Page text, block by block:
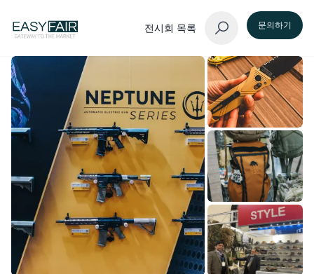
전시회 목록 문의하기